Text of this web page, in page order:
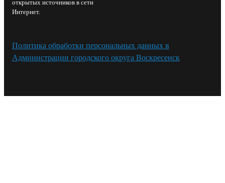
открытых источников в сети
Интернет.
Политика обработки персональных данных в
Администрации городского округа Воскресенск